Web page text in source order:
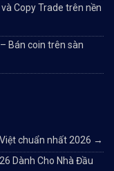
Copy Trade trên nền
Bán coin trên sàn
chuẩn nhất 2026 →
Dành Cho Nhà Đầu